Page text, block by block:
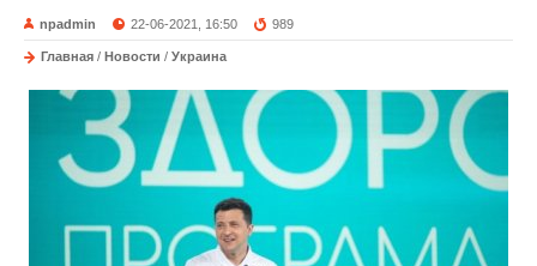
npadmin 22-06-2021, 16:50 989
Главная / Новости / Украина